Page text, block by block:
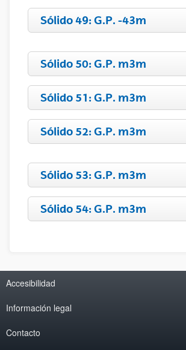
Sólido 49: G.P. -43m
Sólido 50: G.P. m3m
Sólido 51: G.P. m3m
Sólido 52: G.P. m3m
Sólido 53: G.P. m3m
Sólido 54: G.P. m3m
Accesibilidad
Información legal
Contacto